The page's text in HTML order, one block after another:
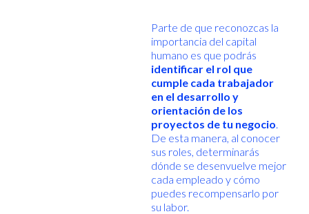
Parte de que reconozcas la
importancia del capital
humano es que podrás
identificar el rol que
cumple cada trabajador
en el desarrollo y
orientación de los
proyectos de tu negocio
De esta manera, al conocer
sus roles, determinarás
dónde se desenvuelve mejor
cada empleado y cómo
puedes recompensarlo por
su labor.